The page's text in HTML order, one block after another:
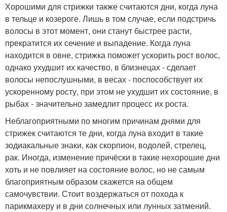
Хорошими для стрижки также считаются дни, когда луна
в тельце и козероге. Лишь в том случае, если подстричь
волосы в этот момент, они станут быстрее расти,
прекратится их сечение и выпадение. Когда луна
находится в овне, стрижка поможет ускорить рост волос,
однако ухудшит их качество, в близнецах - сделает
волосы непослушными, в весах - поспособствует их
ускоренному росту, при этом не ухудшит их состояние, в
рыбах - значительно замедлит процесс их роста.
Неблагоприятными по многим причинам днями для
стрижек считаются те дни, когда луна входит в такие
зодиакальные знаки, как скорпион, водолей, стрелец,
рак. Иногда, изменение причёски в такие нехорошие дни
хоть и не повлияет на состояние волос, но не самым
благоприятным образом скажется на общем
самочувствии. Стоит воздержаться от похода к
парикмахеру и в дни солнечных или лунных затмений.